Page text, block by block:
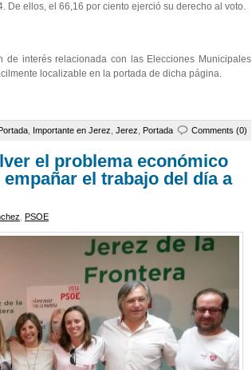
De ellos, el 66,16 por ciento ejerció su derecho al voto.
de interés relacionada con las Elecciones Municipales
localizable en la portada de dicha página.
Importante en Jerez Jerez Portada Comments (0)
el problema económico
el trabajo del día a
PSOE